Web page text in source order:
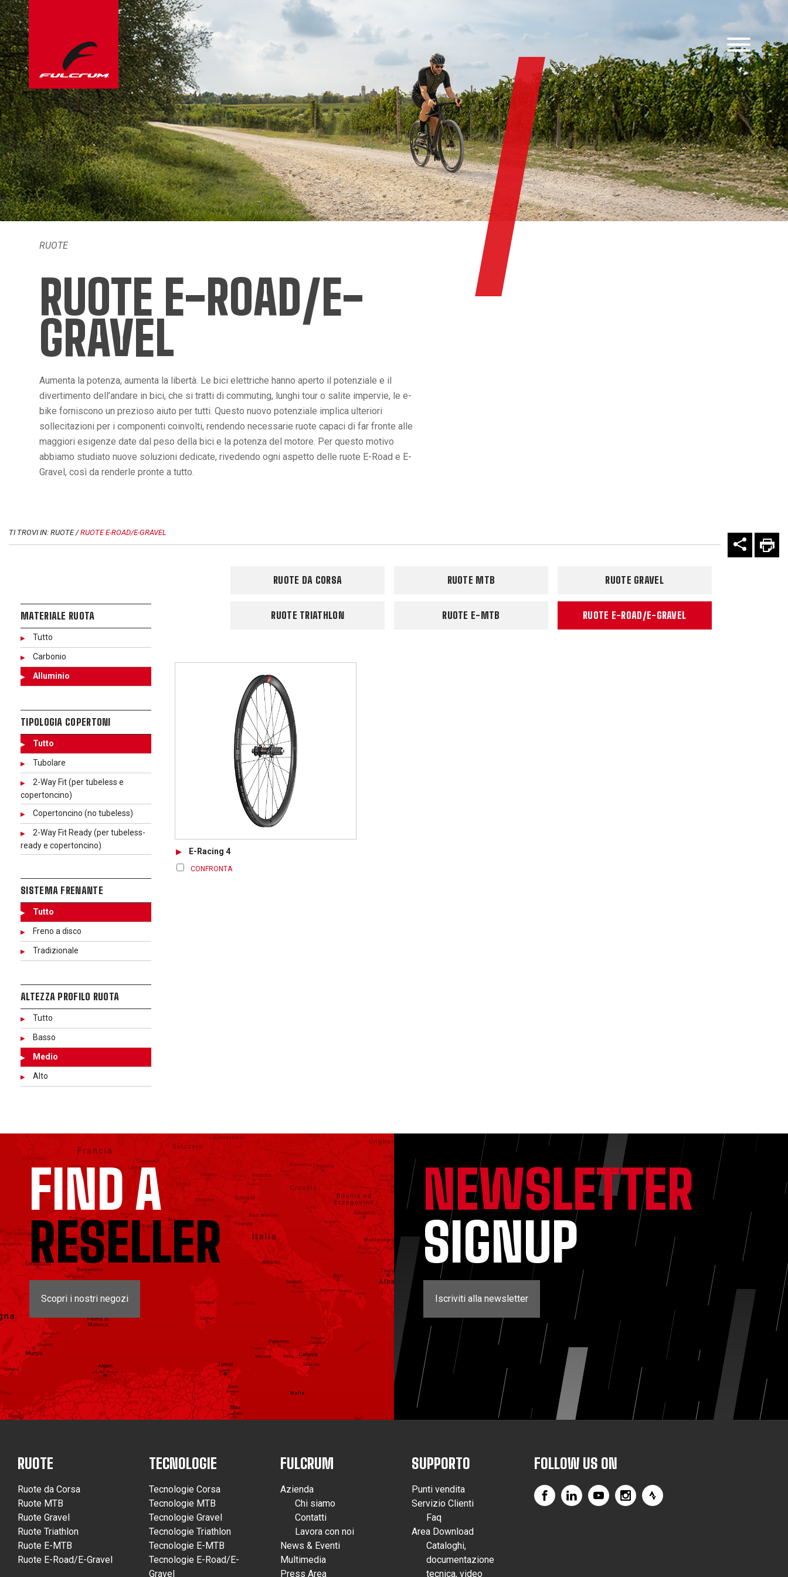
RUOTE
RUOTE E-ROAD/E-
GRAVEL
Aumenta la potenza, aumenta la libertà. Le bici elettriche hanno aperto il potenziale e il
divertimento dell’andare in bici, che si tratti di commuting, lunghi tour o salite impervie, le e-
bike forniscono un prezioso aiuto per tutti. Questo nuovo potenziale implica ulteriori
sollecitazioni per i componenti coinvolti, rendendo necessarie ruote capaci di far fronte alle
maggiori esigenze date dal peso della bici e la potenza del motore. Per questo motivo
abbiamo studiato nuove soluzioni dedicate, rivedendo ogni aspetto delle ruote E-Road e E-
Gravel, così da renderle pronte a tutto.
TI TROVI IN: RUOTE /RUOTE E-ROAD/E-GRAVEL
MATERIALE RUOTA
Tutto
Carbonio
Alluminio
TIPOLOGIA COPERTONI
Tutto
Tubolare
2-Way Fit (per tubeless e
copertoncino)
Copertoncino (no tubeless)
2-Way Fit Ready (per tubeless-
ready e copertoncino)
SISTEMA FRENANTE
Tutto
Freno a disco
Tradizionale
ALTEZZA PROFILO RUOTA
Tutto
Basso
Medio
Alto
RUOTE DA CORSA RUOTE MTB RUOTE GRAVEL
RUOTE TRIATHLON RUOTE E-MTB RUOTE E-ROAD/E-GRAVEL
E-Racing 4
CONFRONTA
FIND A
RESELLER
Scopri i nostri negozi
NEWSLETTER
SIGNUP
Iscriviti alla newsletter
RUOTE
Ruote da Corsa
Ruote MTB
Ruote Gravel
Ruote Triathlon
Ruote E-MTB
Ruote E-Road/E-Gravel
TECNOLOGIE
Tecnologie Corsa
Tecnologie MTB
Tecnologie Gravel
Tecnologie Triathlon
Tecnologie E-MTB
Tecnologie E-Road/E-
Gravel
FULCRUM
Azienda
Chi siamo
Contatti
Lavora con noi
News & Eventi
Multimedia
Press Area
SUPPORTO
Punti vendita
Servizio Clienti
Faq
Area Download
Cataloghi,
documentazione
tecnica, video
FOLLOW US ON